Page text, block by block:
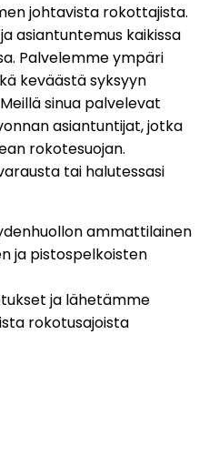
johtavista rokottajista.
asiantuntemus kaikissa
Palvelemme ympäri
keväästä syksyyn
sinua palvelevat
asiantuntijat, jotka
rokotesuojan.
tai halutessasi
ammattilainen
ja pistospelkoisten
ja lähetämme
rokotusajoista